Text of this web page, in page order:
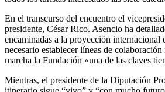
En el transcurso del encuentro el
presidente, César Rico. Asencio ha
encaminadas a la proyección
necesario establecer líneas de
marcha la Fundación «una de las claves
Mientras, el presidente de la Diputación